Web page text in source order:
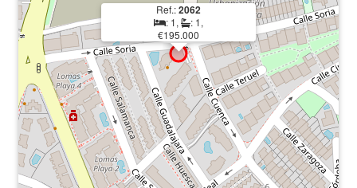
Ref.:2062
: 1,
: 1,
€195.000